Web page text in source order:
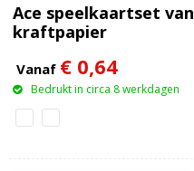
Ace speelkaartset van
kraftpapier
Vanaf € 0,64
Bedrukt in circa 8 werkdagen